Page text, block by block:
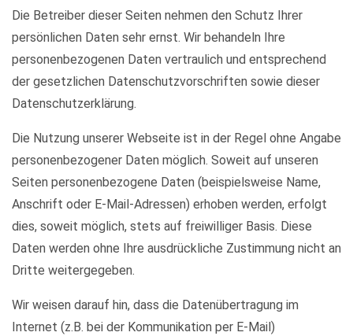
Die Betreiber dieser Seiten nehmen den Schutz Ihrer
persönlichen Daten sehr ernst. Wir behandeln Ihre
personenbezogenen Daten vertraulich und entsprechend
der gesetzlichen Datenschutzvorschriften sowie dieser
Datenschutzerklärung.
Die Nutzung unserer Webseite ist in der Regel ohne Angabe
personenbezogener Daten möglich. Soweit auf unseren
Seiten personenbezogene Daten (beispielsweise Name,
Anschrift oder E-Mail-Adressen) erhoben werden, erfolgt
dies, soweit möglich, stets auf freiwilliger Basis. Diese
Daten werden ohne Ihre ausdrückliche Zustimmung nicht an
Dritte weitergegeben.
Wir weisen darauf hin, dass die Datenübertragung im
Internet (z.B. bei der Kommunikation per E-Mail)